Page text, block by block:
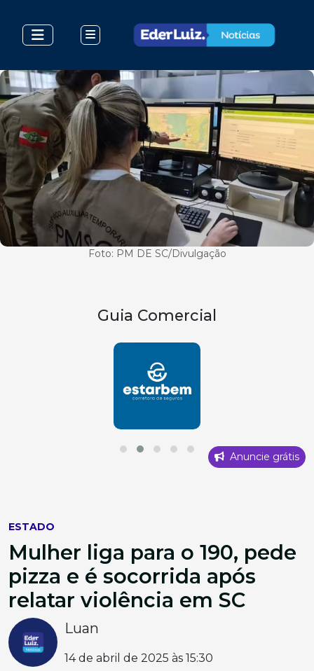
Foto: PM DE SC/Divulgação
Guia Comercial
Anuncie grátis
ESTADO
Mulher liga para o 190, pede
pizza e é socorrida após
relatar violência em SC
Luan
14 de abril de 2025 às 15:30